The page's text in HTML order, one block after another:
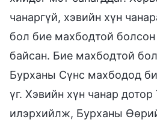
чанаргүй, хэвийн хүн
бол бие махбодтой
байсан. Бие махбодтой
Бурханы Сүнс махбодод
үг. Хэвийн хүн чанар
илэрхийлж, Бурханы